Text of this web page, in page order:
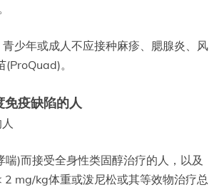
少年或成人不应接种麻疹、腮腺炎、风
。
免疫缺陷的人
喘)而接受全身性类固醇治疗的人，以及
2 mg/kg体重或泼尼松或其等效物治疗总